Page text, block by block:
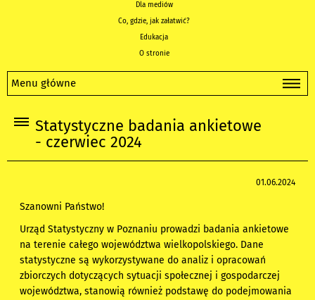
Dla mediów
Co, gdzie, jak załatwić?
Edukacja
O stronie
Menu główne
Statystyczne badania ankietowe
- czerwiec 2024
01.06.2024
Szanowni Państwo!
Urząd Statystyczny w Poznaniu prowadzi badania ankietowe
na terenie całego województwa wielkopolskiego. Dane
statystyczne są wykorzystywane do analiz i opracowań
zbiorczych dotyczących sytuacji społecznej i gospodarczej
województwa, stanowią również podstawę do podejmowania